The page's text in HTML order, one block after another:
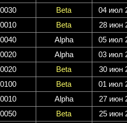
0030 Beta 04 июл
0010 Beta 28 июн
0040 Alpha 05 июл
0020 Alpha 03 июл
0020 Beta 30 июн
0100 Beta 01 июл
0010 Alpha 27 июн
0050 Beta 25 июн